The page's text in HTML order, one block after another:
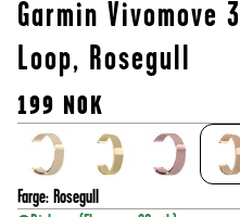
Garmin Vivomove
Loop, Rosegull
199 NOK
Farge: Rosegull